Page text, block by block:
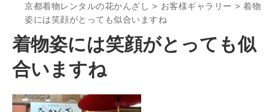
京都着物レンタルの花かんざし > お客様ギャラリー > 着物
姿には笑顔がとっても似合いますね
着物姿には笑顔がとっても似
合いますね